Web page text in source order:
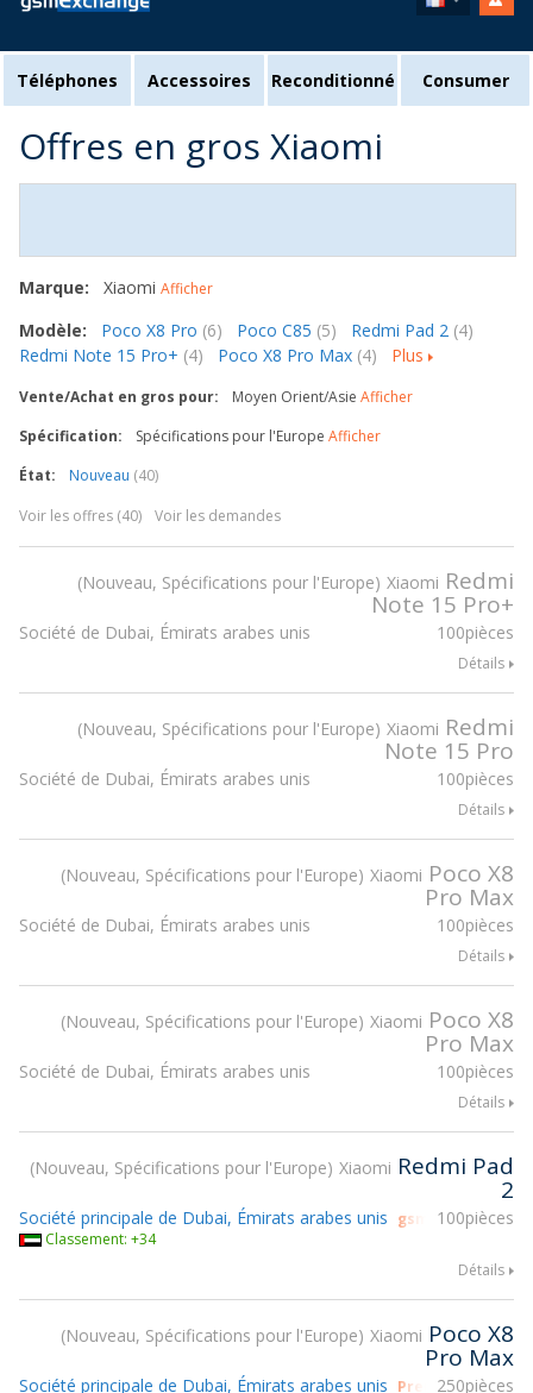
Téléphones Accessoires Reconditionné Consumer
Offres en gros Xiaomi
Marque: Xiaomi Afficher
Modèle: Poco X8 Pro (6) Poco C85 (5) Redmi Pad 2 (4)
Redmi Note 15 Pro+ (4) Poco X8 Pro Max (4) Plus
Vente/Achat en gros pour: Moyen Orient/Asie Afficher
Spécification:
Spécifications pour l'Europe Afficher
État:
Nouveau (40)
Voir les offres (40)
Voir les demandes
Nouveau, Spécifications pour l'Europe Xiaomi Redmi
Note 15 Pro+
100pièces
Société de Dubai, Émirats arabes unis
Détails
Nouveau, Spécifications pour l'Europe Xiaomi Redmi
Note 15 Pro
100pièces
Société de Dubai, Émirats arabes unis
Détails
Nouveau, Spécifications pour l'Europe Xiaomi Poco X8
Pro Max
100pièces
Société de Dubai, Émirats arabes unis
Détails
Nouveau, Spécifications pour l'Europe Xiaomi Poco X8
Pro Max
100pièces
Société de Dubai, Émirats arabes unis
Détails
Nouveau, Spécifications pour l'Europe Xiaomi Redmi Pad
2
100pièces
Société principale de Dubai, Émirats arabes unis gsmX 2026
Classement: +34
Détails
Nouveau, Spécifications pour l'Europe Xiaomi Poco X8
Pro Max
250pièces
Société principale de Dubai, Émirats arabes unis Prendre part à